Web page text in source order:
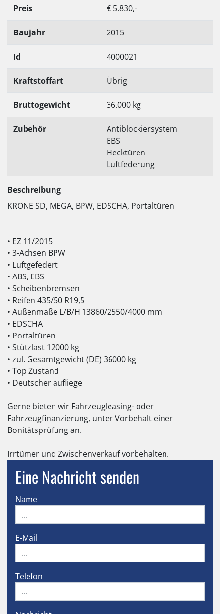
Preis € 5.830,-
Baujahr 2015
Id 4000021
Kraftstoffart Übrig
Bruttogewicht 36.000 kg
Zubehör
Antiblockiersystem
EBS
Hecktüren
Luftfederung
Beschreibung
KRONE SD, MEGA, BPW, EDSCHA, Portaltüren
• EZ 11/2015
• 3-Achsen BPW
• Luftgefedert
• ABS, EBS
• Scheibenbremsen
• Reifen 435/50 R19,5
• Außenmaße L/B/H 13860/2550/4000 mm
• EDSCHA
• Portaltüren
• Stützlast 12000 kg
• zul. Gesamtgewicht (DE) 36000 kg
• Top Zustand
• Deutscher aufliege
Gerne bieten wir Fahrzeugleasing- oder
Fahrzeugfinanzierung, unter Vorbehalt einer
Bonitätsprüfung an.
Irrtümer und Zwischenverkauf vorbehalten.
Eine Nachricht senden
Name
E-Mail
Telefon